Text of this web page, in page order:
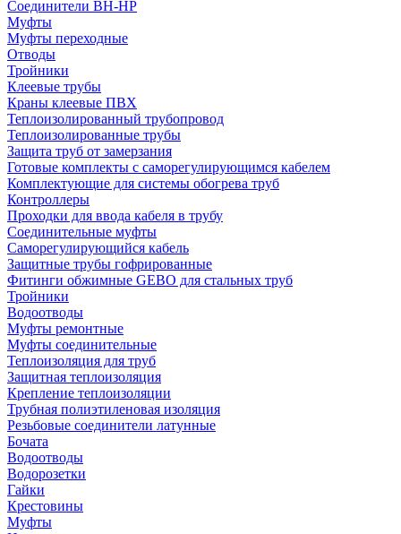
Соединители ВН-НР
Муфты
Муфты переходные
Отводы
Тройники
Клеевые трубы
Краны клеевые ПВХ
Теплоизолированный трубопровод
Теплоизолированные трубы
Защита труб от замерзания
Готовые комплекты с саморегулирующимся кабелем
Комплектующие для системы обогрева труб
Контроллеры
Проходки для ввода кабеля в трубу
Соединительные муфты
Саморегулирующийся кабель
Защитные трубы гофрированные
Фитинги обжимные GEBO для стальных труб
Тройники
Водоотводы
Муфты ремонтные
Муфты соединительные
Теплоизоляция для труб
Защитная теплоизоляция
Крепление теплоизоляции
Трубная полиэтиленовая изоляция
Резьбовые соединители латунные
Бочата
Водоотводы
Водорозетки
Гайки
Крестовины
Муфты